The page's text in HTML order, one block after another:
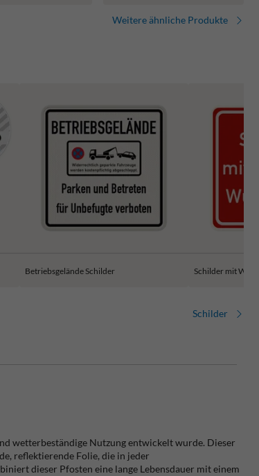
Weitere ähnliche Produkte
Betriebsgelände Schilder Schilder mit
Schilder
wetterbeständige Nutzung entwickelt wurde. Dieser
reflektierende Folie, die in jeder
dieser Pfosten eine lange Lebensdauer mit einem